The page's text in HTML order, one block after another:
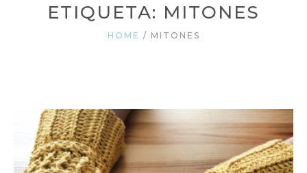
ETIQUETA: MITONES
HOME / MITONES